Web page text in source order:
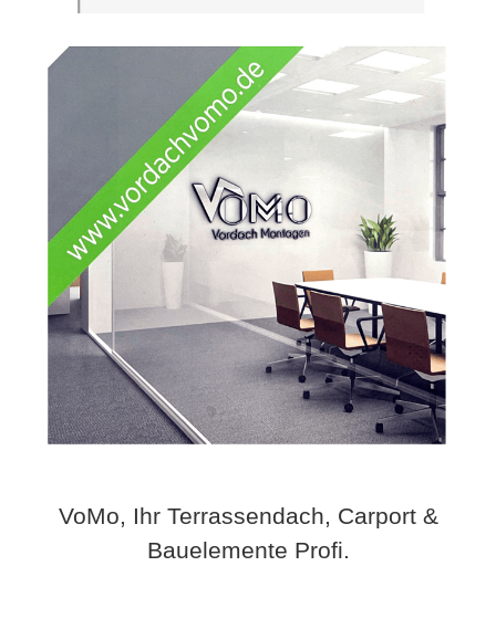
VoMo, Ihr Terrassendach, Carport &
Bauelemente Profi.